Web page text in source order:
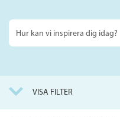
Sök
på
VISA FILTER